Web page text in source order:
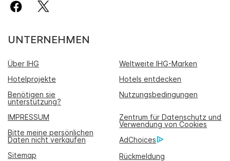
UNTERNEHMEN
Über IHG
Weltweite IHG-Marken
Hotelprojekte
Hotels entdecken
Benötigen sie
unterstützung?
Nutzungsbedingungen
IMPRESSUM
Zentrum für Datenschutz und
Verwendung von Cookies
Bitte meine persönlichen
Daten nicht verkaufen
AdChoices
Sitemap
Rückmeldung